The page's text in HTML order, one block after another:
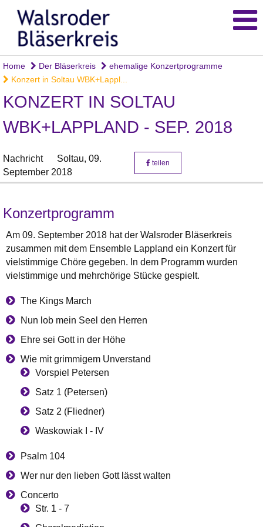
Home Der Bläserkreis
ehemalige Konzertprogramme
Konzert in Soltau WBK+Lappl...
KONZERT IN SOLTAU
WBK+LAPPLAND - SEP. 2018
Nachricht Soltau, 09.
September 2018
teilen
Konzertprogramm
Am 09. September 2018 hat der Walsroder Bläserkreis
zusammen mit dem Ensemble Lappland ein Konzert für
vielstimmige Chöre gegeben. In dem Programm wurden
vielstimmige und mehrchörige Stücke gespielt.
The Kings March
Nun lob mein Seel den Herren
Ehre sei Gott in der Höhe
Wie mit grimmigem Unverstand
Vorspiel Petersen
Satz 1 (Petersen)
Satz 2 (Fliedner)
Waskowiak I - IV
Psalm 104
Wer nur den lieben Gott lässt walten
Concerto
Str. 1 - 7